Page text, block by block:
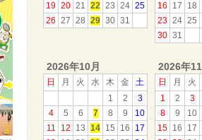
19 20 21 22 23 24 25
26 27 28 29 30 31
16
17
18
23 24 25
30 31
2026年10月
日 月 火 水 木 金
土
1
2
3
4
5 6 7 8 9
10
11
12 13 14 15 16
17
2026年
日 月
火
1
2
3
8
9
10
15 16
17